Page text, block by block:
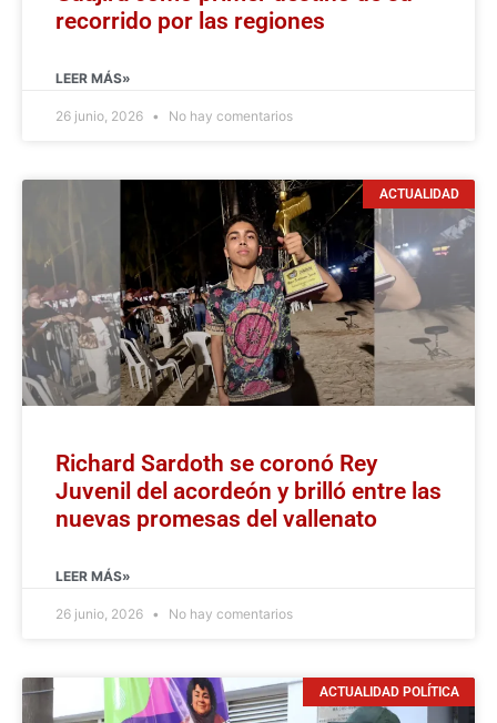
recorrido por las regiones
LEER MÁS»
26 junio, 2026 No hay comentarios
ACTUALIDAD
Richard Sardoth se coronó Rey
Juvenil del acordeón y brilló entre las
nuevas promesas del vallenato
LEER MÁS»
26 junio, 2026 No hay comentarios
ACTUALIDAD POLÍTICA